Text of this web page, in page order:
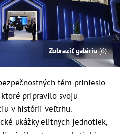
Zobraziť galériu(6)
tém prinieslo
ktoré pripravilo svoju
v histórii veľtrhu.
ukážky elitných jednotiek,